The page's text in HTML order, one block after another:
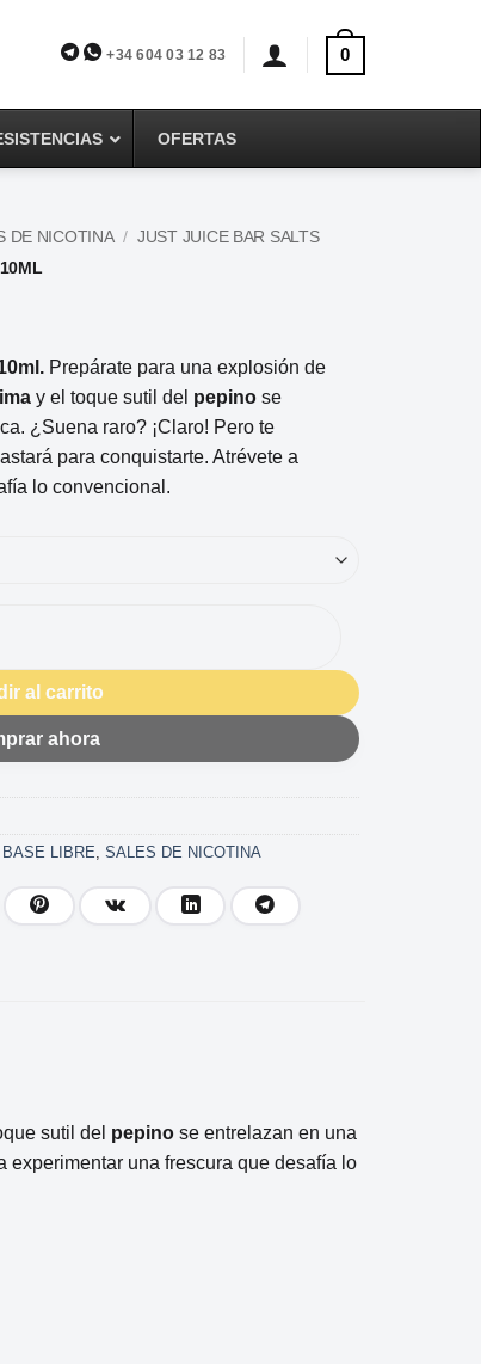
+34 604 03 12 83 0
OFERTAS
DE NICOTINA / JUST JUICE BAR SALTS
Prepárate para una explosión de
lima y el toque sutil del pepino se
¿Suena raro? ¡Claro! Pero te
para conquistarte. Atrévete a
lo convencional.
10ML cantidad
al carrito
ahora
LIBRE SALES DE NICOTINA
sutil del pepino se entrelazan en una
experimentar una frescura que desafía lo